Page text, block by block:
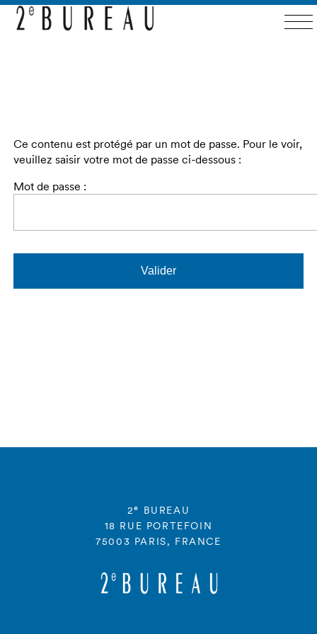
Ce contenu est protégé par un mot de passe. Pour le voir,
veuillez saisir votre mot de passe ci-dessous :
Mot de passe :
2e
BUREAU
18 RUE PORTEFOIN
75003 PARIS, FRANCE